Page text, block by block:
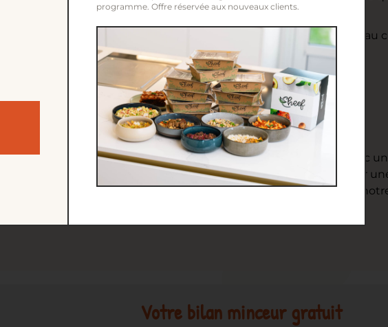
verser la semoule dans un saladier. Couvrir avec un volume d’eau
laisser gonfler 5 minutes puis égrainer à la fourchette.
avec le poulet, la merguez, les légumes et un peu de bouillon.
dans une alimentation équilibrée lorsqu’il est préparé avec
des légumes variés et des viandes en quantité maîtrisée.
Pour
peu pimentée, parfaitement portionnée et à 354 kcal, découvrez
Votre bilan minceur gratuit
programme. Offre réservée aux nouveaux clients.